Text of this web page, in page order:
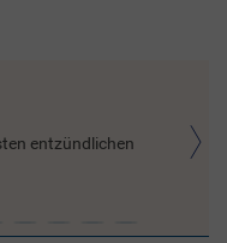
entzündlichen